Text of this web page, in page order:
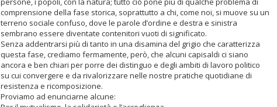
comprensione della fase storica, soprattutto a chi, come noi, si muove su un
terreno sociale confuso, dove le parole d’ordine e destra e sinistra
sembrano essere diventate contenitori vuoti di significato.
Senza addentrarsi più di tanto in una disamina del grigio che caratterizza
questa fase, crediamo fermamente, però, che alcuni capisaldi ci siano
ancora e ben chiari per porre dei distinguo e degli ambiti di lavoro politico
su cui convergere e da rivalorizzare nelle nostre pratiche quotidiane di
resistenza e ricomposizione.
Proviamo ad enunciarne alcune: